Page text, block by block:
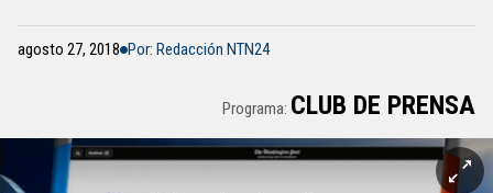
agosto 27, 2018 Por: Redacción NTN24
Programa: CLUB DE PRENSA